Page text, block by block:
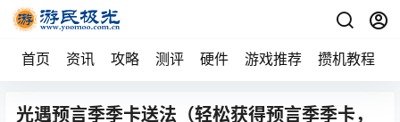
首页 资讯 攻略 测评 硬件 游戏推荐 攒机教程
光遇预言季季卡送法（轻松获得预言季季卡，